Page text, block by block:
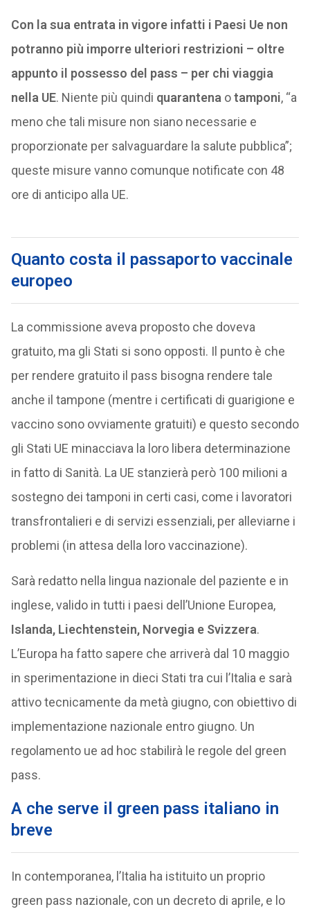
Con la sua entrata in vigore infatti i Paesi Ue non
potranno più imporre ulteriori restrizioni – oltre
appunto il possesso del pass – per chi viaggia
nella UE. Niente più quindi quarantena otamponi, “a
meno che tali misure non siano necessarie e
proporzionate per salvaguardare la salute pubblica”;
queste misure vanno comunque notificate con 48
ore di anticipo alla UE.
Quanto costa il passaporto vaccinale
europeo
La commissione aveva proposto che doveva
gratuito, ma gli Stati si sono opposti. Il punto è che
per rendere gratuito il pass bisogna rendere tale
anche il tampone (mentre i certificati di guarigione e
vaccino sono ovviamente gratuiti) e questo secondo
gli Stati UE minacciava la loro libera determinazione
in fatto di Sanità. La UE stanzierà però 100 milioni a
sostegno dei tamponi in certi casi, come i lavoratori
transfrontalieri e di servizi essenziali, per alleviarne i
problemi (in attesa della loro vaccinazione).
Sarà redatto nella lingua nazionale del paziente e in
inglese, valido in tutti i paesi dell’Unione Europea,
Islanda, Liechtenstein, Norvegia e Svizzera.
L’Europa ha fatto sapere che arriverà dal 10 maggio
in sperimentazione in dieci Stati tra cui l’Italia e sarà
attivo tecnicamente da metà giugno, con obiettivo di
implementazione nazionale entro giugno. Un
regolamento ue ad hoc stabilirà le regole del green
pass.
A che serve il green pass italiano in
breve
In contemporanea, l’Italia ha istituito un proprio
green pass nazionale, con un decreto di aprile, e lo